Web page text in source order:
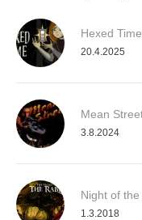
Hexed Time
20.4.2025
Mean
3.8.2024
Night of
1.3.2018